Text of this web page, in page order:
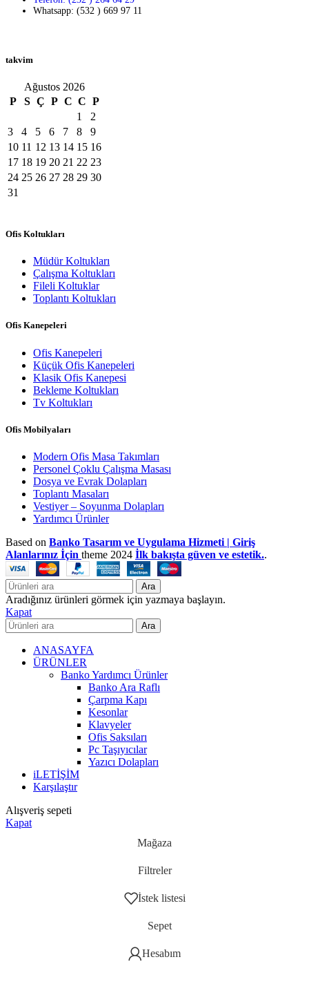
Whatsapp: (532 ) 669 97 11
takvim
Ağustos 2026
P
S Ç P C C P
1
2
3
4 5 6 7 8
9
10 11 12 13 14 15 16
17 18 19 20 21 22 23
24 25 26 27 28 29 30
31
Ofis Koltukları
Müdür Koltukları
Çalışma Koltukları
Fileli Koltuklar
Toplantı Koltukları
Ofis Kanepeleri
Ofis Kanepeleri
Küçük Ofis Kanepeleri
Klasik Ofis Kanepesi
Bekleme Koltukları
Tv Koltukları
Ofis Mobilyaları
Modern Ofis Masa Takımları
Personel Çoklu Çalışma Masası
Dosya ve Evrak Dolapları
Toplantı Masaları
Vestiyer – Soyunma Dolapları
Yardımcı Ürünler
Based on Banko Tasarım ve Uygulama Hizmeti | Giriş
Alanlarınız İçin theme 2024 İlk bakışta güven ve estetik..
Ara
Aradığınız ürünleri görmek için yazmaya başlayın.
Kapat
Ara
ANASAYFA
ÜRÜNLER
Banko Yardımcı Ürünler
Banko Ara Raflı
Çarpma Kapı
Kesonlar
Klavyeler
Ofis Saksıları
Pc Taşıyıcılar
Yazıcı Dolapları
iLETİŞİM
Karşılaştır
Alışveriş sepeti
Kapat
Mağaza
Filtreler
İstek listesi
Sepet
Hesabım